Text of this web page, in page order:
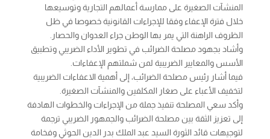
المنشآت الصغيرة على ممارسة أعمالهم التجارية وتوسيعها
خلال فترة الإعفاء وفقا للإجراءات القانونية خصوصا في ظل
الظروف الراهنة التي يمر بها الوطن جراء العدوان والحصار.
وأشاد بجهود مصلحة الضرائب في تطوير الأداء الضريبي وتطبيق
الأسس والمعايير الضريبية لمن شملتهم الإعفاءات.
فيما أشار رئيس مصلحة الضرائب، إلى أهمية الاعفاءات الضريبية
لتخفيف الأعباء على صغار المكلفين والمنشآت الصغيرة.
وأكد سعي المصلحة تنفيذ جملة من الإجراءات والخطوات الهادفة
إلى تعزيز الثقة بين مصلحة الضرائب والجمهور الضريبي ترجمة
لتوجيهات قائد الثورة السيد عبد الملك بدر الدين الحوثي وفخامة